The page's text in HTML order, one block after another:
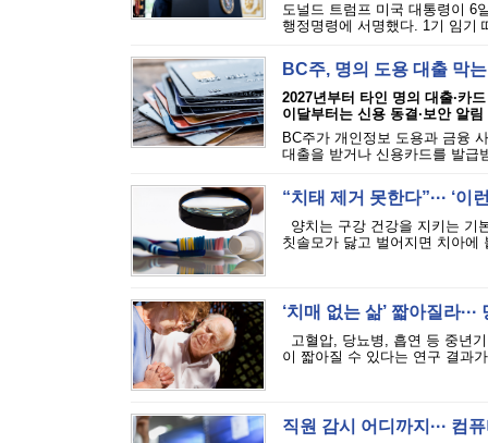
도널드 트럼프 미국 대통령이 6
행정명령에 서명했다. 1기 임기
BC주, 명의 도용 대출 막
2027년부터 타인 명의 대출·카
이달부터는 신용 동결·보안 알
BC주가 개인정보 도용과 금융
대출을 받거나 신용카드를 발급
“치태 제거 못한다”··· ‘
양치는 구강 건강을 지키는 기
칫솔모가 닳고 벌어지면 치아에
‘치매 없는 삶’ 짧아질라
고혈압, 당뇨병, 흡연 등 중년
이 짧아질 수 있다는 연구 결과
직원 감시 어디까지··· 컴